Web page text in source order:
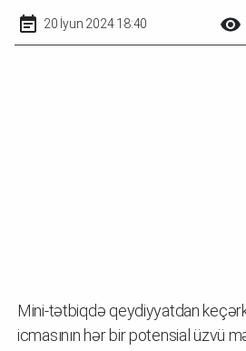
20 İyun 2024 18:40
Mini-tətbiqdə qeydiyyatdan
icmasının hər bir potensial üzvü